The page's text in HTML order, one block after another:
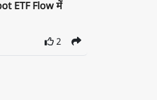
ETF Flow में
2